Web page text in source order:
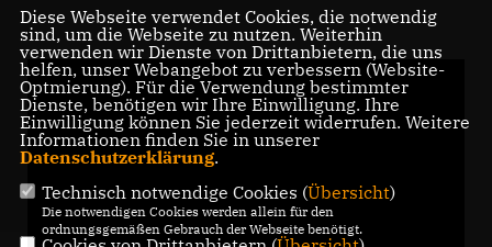
Diese Webseite verwendet Cookies, die notwendig
sind, um die Webseite zu nutzen. Weiterhin
verwenden wir Dienste von Drittanbietern, die uns
helfen, unser Webangebot zu verbessern (Website-
Optmierung). Für die Verwendung bestimmter
Dienste, benötigen wir Ihre Einwilligung. Ihre
Einwilligung können Sie jederzeit widerrufen. Weitere
Informationen finden Sie in unserer
Datenschutzerklärung.
Technisch notwendige Cookies (Übersicht)
Die notwendigen Cookies werden allein für den
ordnungsgemäßen Gebrauch der Webseite benötigt.